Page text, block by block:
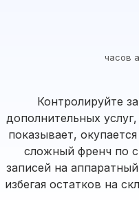
часов
Контролируйте
дополнительных
показывает,
сложный френч по
записей на
избегая остатков на